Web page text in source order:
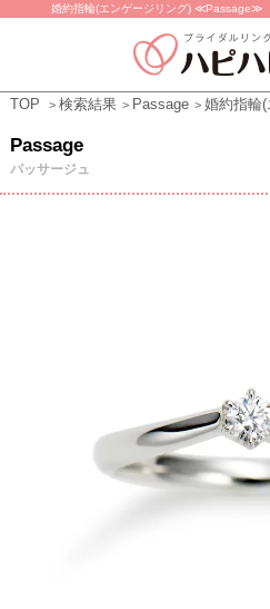
婚約指輪(エンゲージリング) ≪Passage≫
TOP 検索結果 Passage 婚約指輪
Passage
パッサージュ